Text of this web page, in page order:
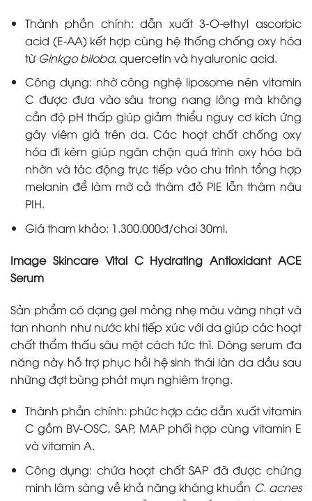
Thành phần chính: dẫn xuất 3-O-ethyl ascorbic
acid (E-AA) kết hợp cùng hệ thống chống oxy hóa
từ Ginkgo biloba, quercetin và hyaluronic acid.
Công dụng: nhờ công nghệ liposome nên vitamin
C được đưa vào sâu trong nang lông mà không
cần độ pH thấp giúp giảm thiểu nguy cơ kích ứng
gây viêm giả trên da. Các hoạt chất chống oxy
hóa đi kèm giúp ngăn chặn quá trình oxy hóa bã
nhờn và tác động trực tiếp vào chu trình tổng hợp
melanin để làm mờ cả thâm đỏ PIE lẫn thâm nâu
PIH.
Giá tham khảo: 1.300.000đ/chai 30ml.
Image Skincare Vital C Hydrating Antioxidant ACE
Serum
Sản phẩm có dạng gel mỏng nhẹ màu vàng nhạt và
tan nhanh như nước khi tiếp xúc với da giúp các hoạt
chất thẩm thấu sâu một cách tức thì. Dòng serum đa
năng này hỗ trợ phục hồi hệ sinh thái làn da dầu sau
những đợt bùng phát mụn nghiêm trọng.
Thành phần chính: phức hợp các dẫn xuất vitamin
C gồm BV-OSC, SAP, MAP phối hợp cùng vitamin E
và vitamin A.
Công dụng: chứa hoạt chất SAP đã được chứng
minh lâm sàng về khả năng kháng khuẩn C. acnes